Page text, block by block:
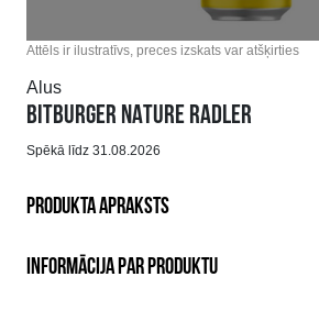
Attēls ir ilustratīvs, preces izskats var atšķirties
Alus
BITBURGER NATURE RADLER
Spēkā līdz 31.08.2026
PRODUKTA APRAKSTS
INFORMĀCIJA PAR PRODUKTU